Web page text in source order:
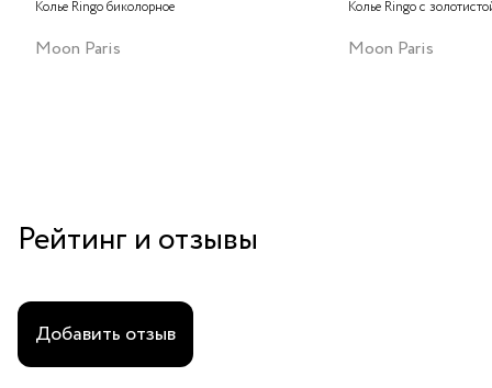
Колье Ringo биколорное
Moon Paris
Колье Ringo с
Moon Paris
Рейтинг и отзывы
Добавить отзыв